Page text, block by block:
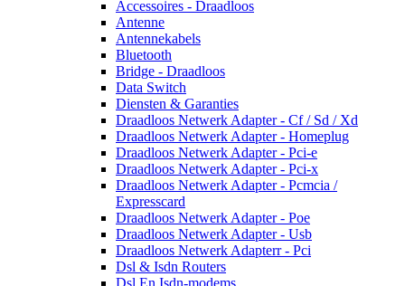
Accessoires - Draadloos
Antenne
Antennekabels
Bluetooth
Bridge - Draadloos
Data Switch
Diensten & Garanties
Draadloos Netwerk Adapter - Cf / Sd / Xd
Draadloos Netwerk Adapter - Homeplug
Draadloos Netwerk Adapter - Pci-e
Draadloos Netwerk Adapter - Pci-x
Draadloos Netwerk Adapter - Pcmcia /
Expresscard
Draadloos Netwerk Adapter - Poe
Draadloos Netwerk Adapter - Usb
Draadloos Netwerk Adapterr - Pci
Dsl & Isdn Routers
Dsl En Isdn-modems